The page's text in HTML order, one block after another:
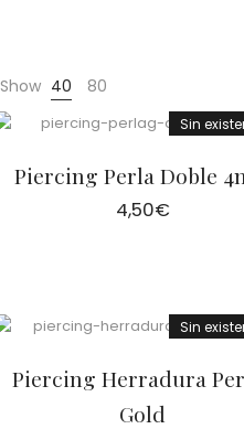
Show 40 80
Sin
Piercing Perla Doble
4,50€
Sin
Piercing Herradura
Gold